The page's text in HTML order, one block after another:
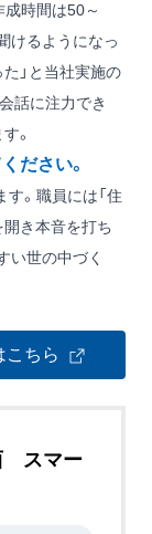
時間は50～
けるようになっ
」と当社実施の
話に注力でき
。
ださい。
。職員には「住
開き本音を打ち
い世の中づく
こちら
スマー